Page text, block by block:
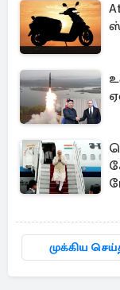
முக்கிய